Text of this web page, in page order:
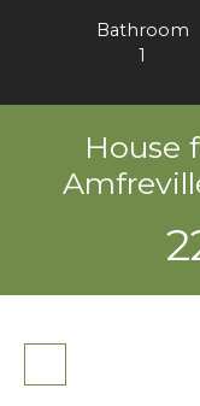
Bathroom
1
House